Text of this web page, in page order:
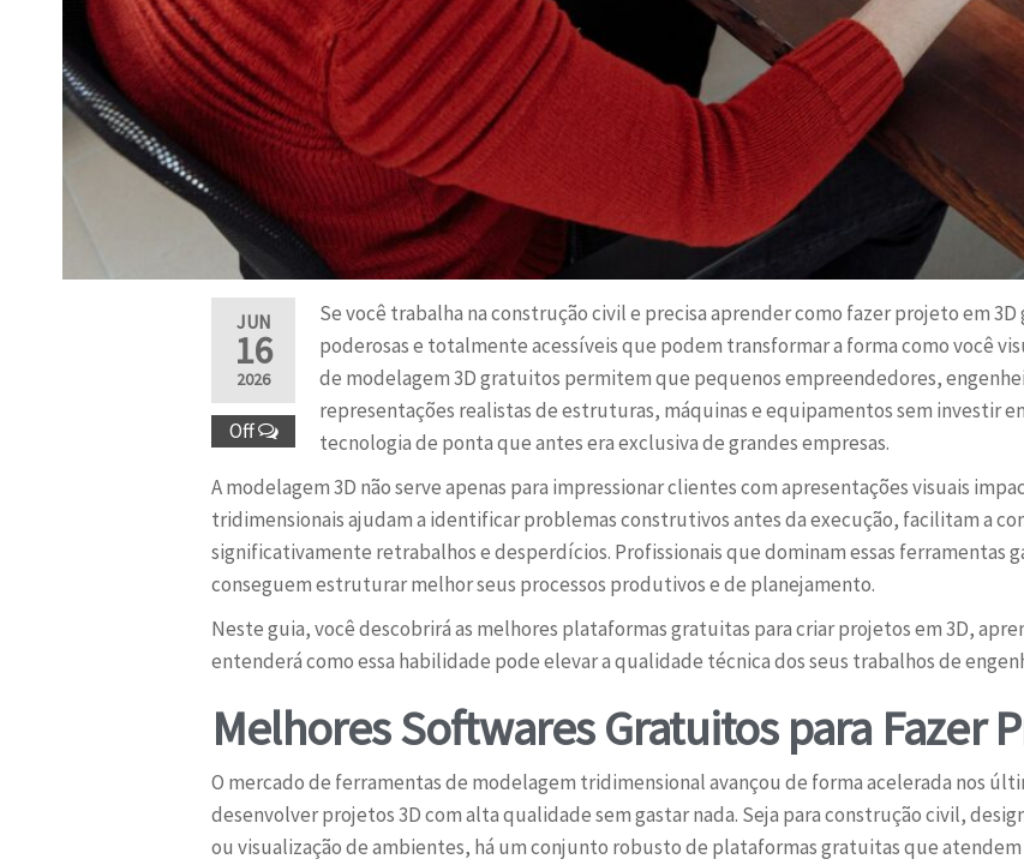
JUN
16
2026
Off
Se você trabalha na construção civil e precisa aprender como fazer projeto em
poderosas e totalmente acessíveis que podem transformar a forma como você
de modelagem 3D gratuitos permitem que pequenos empreendedores,
representações realistas de estruturas, máquinas e equipamentos sem investir
tecnologia de ponta que antes era exclusiva de grandes empresas.
A modelagem 3D não serve apenas para impressionar clientes com apresentações visuais
tridimensionais ajudam a identificar problemas construtivos antes da execução, facilitam a
significativamente retrabalhos e desperdícios. Profissionais que dominam essas ferramentas
conseguem estruturar melhor seus processos produtivos e de planejamento.
Neste guia, você descobrirá as melhores plataformas gratuitas para criar projetos em 3D,
entenderá como essa habilidade pode elevar a qualidade técnica dos seus trabalhos de
Melhores Softwares Gratuitos para Fazer
O mercado de ferramentas de modelagem tridimensional avançou de forma acelerada nos
desenvolver projetos 3D com alta qualidade sem gastar nada. Seja para construção civil,
ou visualização de ambientes, há um conjunto robusto de plataformas gratuitas que